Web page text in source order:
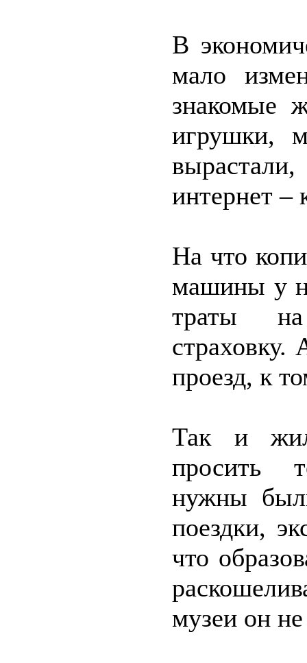
В
мало
знакомые
игрушки,
интернет –
На что
машины у
траты на
страховку.
проезд, к
Так и
просить
нужны
поездки,
что
музеи он